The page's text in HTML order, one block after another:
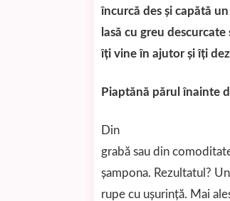
încurcă des și capătă
lasă cu greu
îți vine în ajutor și îți
Piaptănă părul înainte
Din
grabă sau din
șampona. Rezultatul?
rupe cu ușurință. Mai